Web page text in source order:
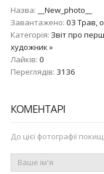
Назва:
__New_photo__
Завантажено: 03 Трав,
Категорія: Звіт про
художник »
Лайків: 0
Переглядів: 3136
КОМЕНТАРІ
До цієї фотографії